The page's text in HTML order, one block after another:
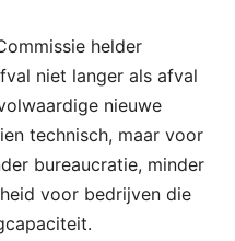
helder
niet langer als afval
nieuwe
technisch, maar voor
bureaucratie, minder
voor bedrijven die